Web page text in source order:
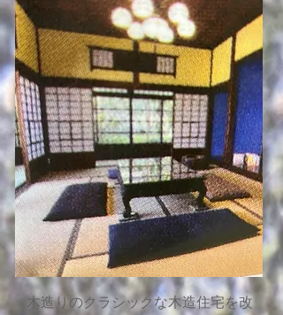
木造りのクラシックな木造住宅を改